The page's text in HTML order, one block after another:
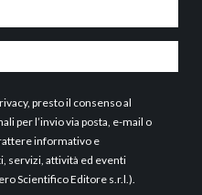
, presto il consenso al
per l’invio via posta, e-mail o
informativo e
servizi, attività ed eventi
Scientifico Editore s.r.l.).